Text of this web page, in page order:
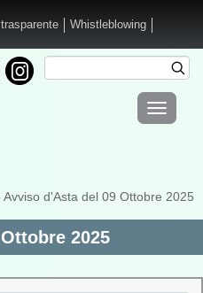
Whistleblowing
Form di
Toggle
Avviso d'Asta del 09 Ottobre 2025
2025